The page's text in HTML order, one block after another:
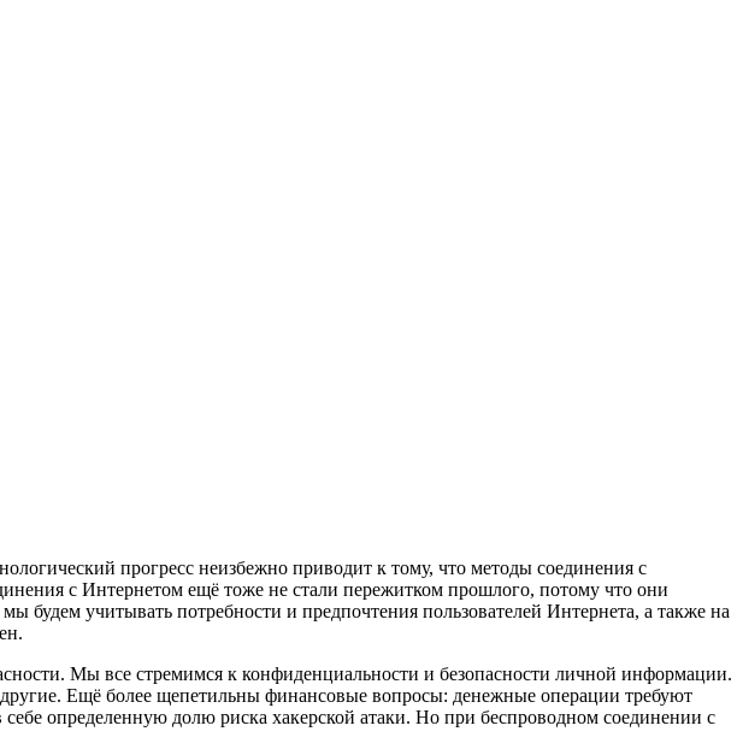
прогресс неизбежно приводит к тому, что методы соединения с
с Интернетом ещё тоже не стали пережитком прошлого, потому что они
будем учитывать потребности и предпочтения пользователей Интернета, а также на
Мы все стремимся к конфиденциальности и безопасности личной информации.
Ещё более щепетильны финансовые вопросы: денежные операции требуют
определенную долю риска хакерской атаки. Но при беспроводном соединении с